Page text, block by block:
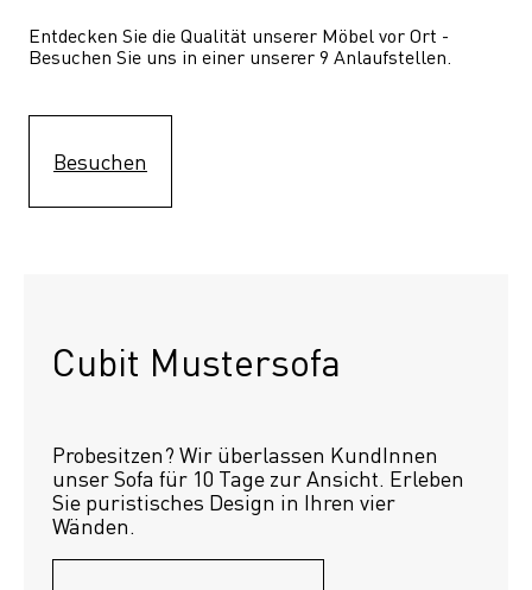
Entdecken Sie die Qualität unserer Möbel vor Ort -
Besuchen Sie uns in einer unserer 9 Anlaufstellen.
Besuchen
Cubit Mustersofa
Probesitzen? Wir überlassen KundInnen
unser Sofa für 10 Tage zur Ansicht. Erleben
Sie puristisches Design in Ihren vier
Wänden.